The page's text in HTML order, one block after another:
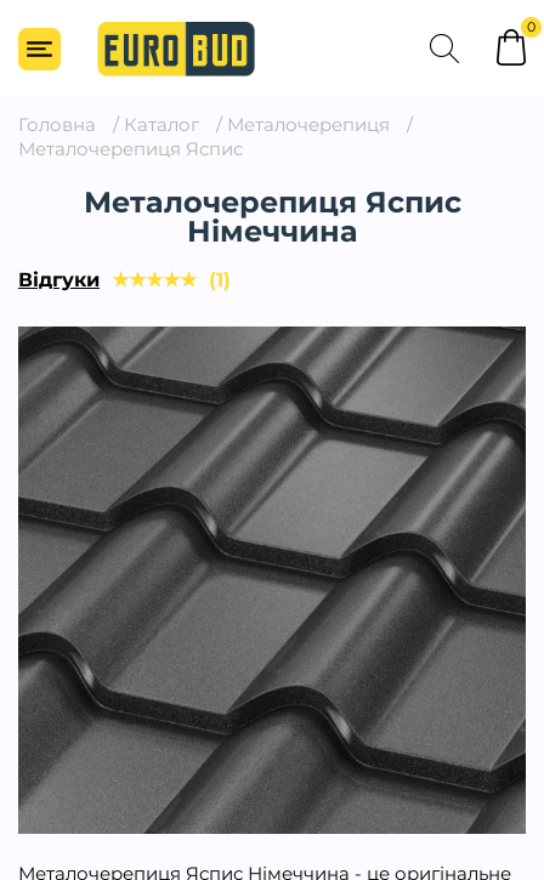
0
Головна / Каталог / Металочерепиця
/
Металочерепиця Яспис
Металочерепиця Яспис
Німеччина
Відгуки ★★★★★ (1)
Металочерепиця Яспис Німеччина - це оригінальне